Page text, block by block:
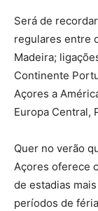
Será de
regulares entre
Madeira;
Continente
Açores a
Europa Central,
Quer no verão
Açores oferece
de estadias
períodos de